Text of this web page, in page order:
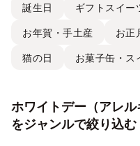
誕生日 ギフトスイー
お年賀・手土産 お正
猫の日 お菓子缶・ス
ホワイトデー（アレル
をジャンルで絞り込む